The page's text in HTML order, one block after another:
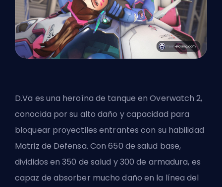
D.Va es una heroína de tanque en Overwatch 2,
conocida por su alto daño y capacidad para
bloquear proyectiles entrantes con su habilidad
Matriz de Defensa. Con 650 de salud base,
divididos en 350 de salud y 300 de armadura, es
capaz de absorber mucho daño en la línea del